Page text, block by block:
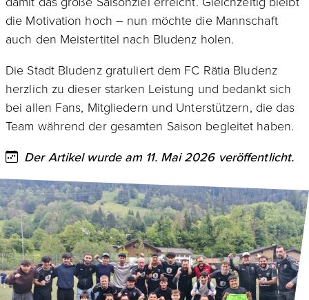
die Motivation hoch – nun möchte die Mannschaft
auch den Meistertitel nach Bludenz holen.
Die Stadt Bludenz gratuliert dem FC Rätia Bludenz
herzlich zu dieser starken Leistung und bedankt sich
bei allen Fans, Mitgliedern und Unterstützern, die das
Team während der gesamten Saison begleitet haben.
Der Artikel wurde am 11. Mai 2026 veröffentlicht.